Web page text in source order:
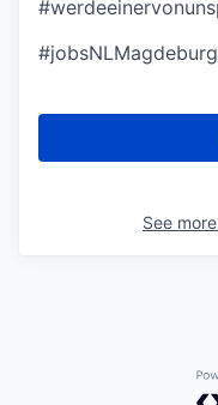
#jobsNLMagdeburg
See